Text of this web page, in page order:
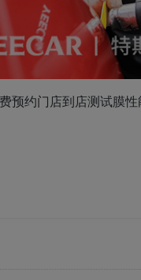
预约门店到店测试膜性